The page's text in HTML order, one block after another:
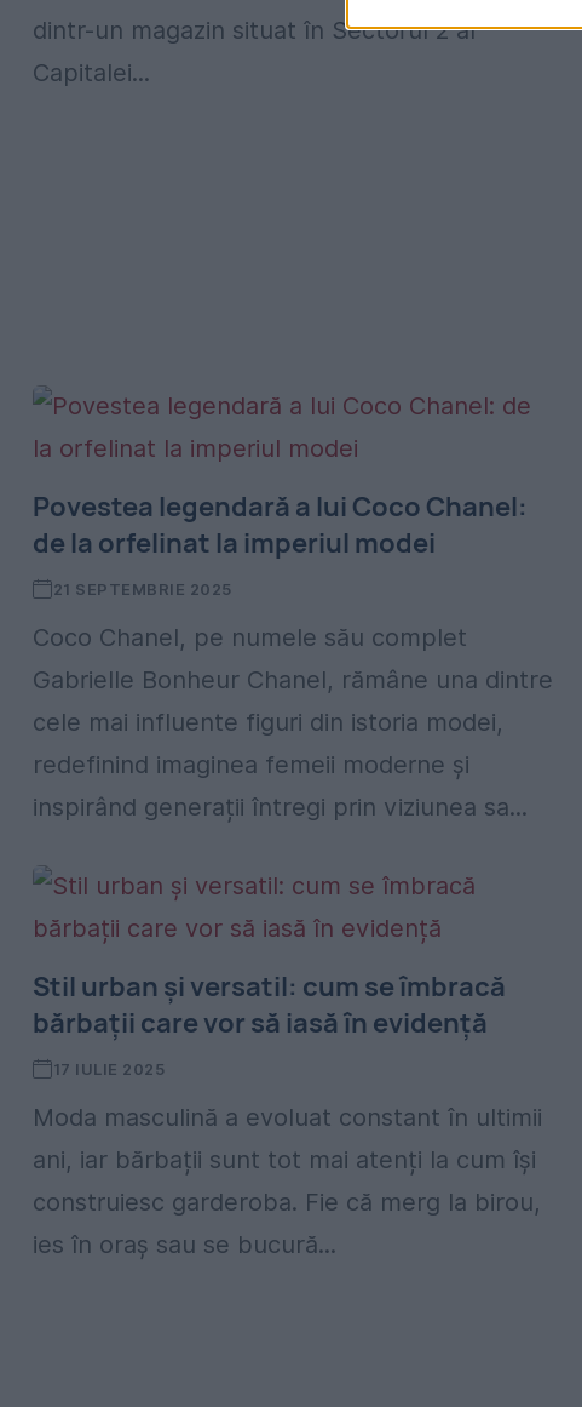
dintr-un magazin situat în Sectorul 2 al
Capitalei...
Povestea legendară a lui Coco Chanel:
de la orfelinat la imperiul modei
21 SEPTEMBRIE 2025
Coco Chanel, pe numele său complet
Gabrielle Bonheur Chanel, rămâne una dintre
cele mai influente figuri din istoria modei,
redefinind imaginea femeii moderne și
inspirând generații întregi prin viziunea sa...
Stil urban și versatil: cum se îmbracă
bărbații care vor să iasă în evidență
17 IULIE 2025
Moda masculină a evoluat constant în ultimii
ani, iar bărbații sunt tot mai atenți la cum își
construiesc garderoba. Fie că merg la birou,
ies în oraș sau se bucură...